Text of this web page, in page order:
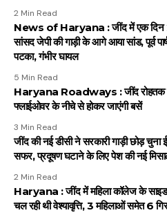
2 Min Read
News of Haryana : जींद में एक दिन
सांसद जेपी की गाड़ी के आगे आया सांड, पूर्व
पटका, गंभीर घायल
5 Min Read
Haryana Roadways : जींद रोहतक
फ्लाईओवर के नीचे से होकर जाएंगी बसें
3 Min Read
जींद की नई डीसी ने सरकारी गाड़ी छोड़ चुना
सफर, प्रदूषण घटाने के लिए पेश की नई
2 Min Read
Haryana : जींद में महिला कॉलेज के साइड
चल रही थी वेश्यावृत्ति, 3 महिलाओं समेत 6